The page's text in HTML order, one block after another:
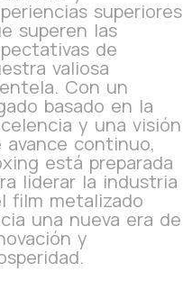
superiores
superen las
de
valiosa
Con un
basado en la
y una visión
avance continuo,
está preparada
liderar la industria
film metalizado
una nueva era de
y